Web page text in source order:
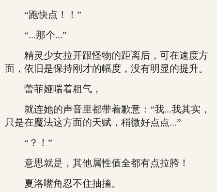
“跑快点！！”
“...那个...”
精灵少女拉开跟怪物的距离后，可在速度方
面，依旧是保持刚才的幅度，没有明显的提升。
蕾菲娅喘着粗气，
就连她的声音里都带着歉意：“我...我其实，
只是在魔法这方面的天赋，稍微好点点...”
“？！”
意思就是，其他属性值全都有点拉胯！
夏洛嘴角忍不住抽搐。